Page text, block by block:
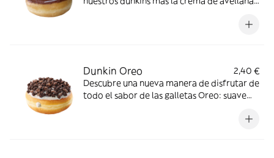
Dunkin Oreo
2,40 €
Descubre una nueva manera de disfrutar de
todo el sabor de las galletas Oreo: suave